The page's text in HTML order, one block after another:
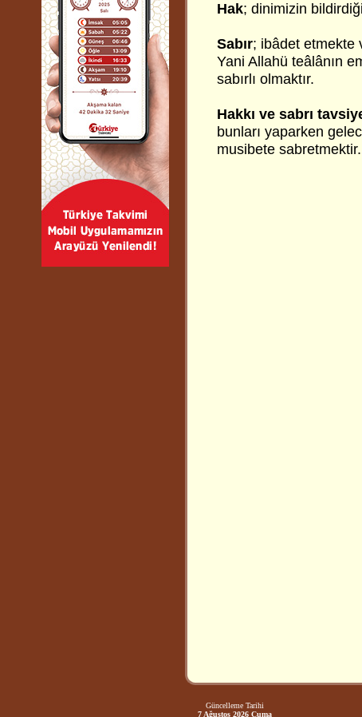
Hak; dinimizin
Sabır; ibâdet etmekte
Yani Allahü teâlânın
sabırlı olmaktır.
Hakkı ve sabrı
bunları yaparken
musibete sabretmektir.
Güncelleme Tarihi
7 Ağustos 2026 Cuma